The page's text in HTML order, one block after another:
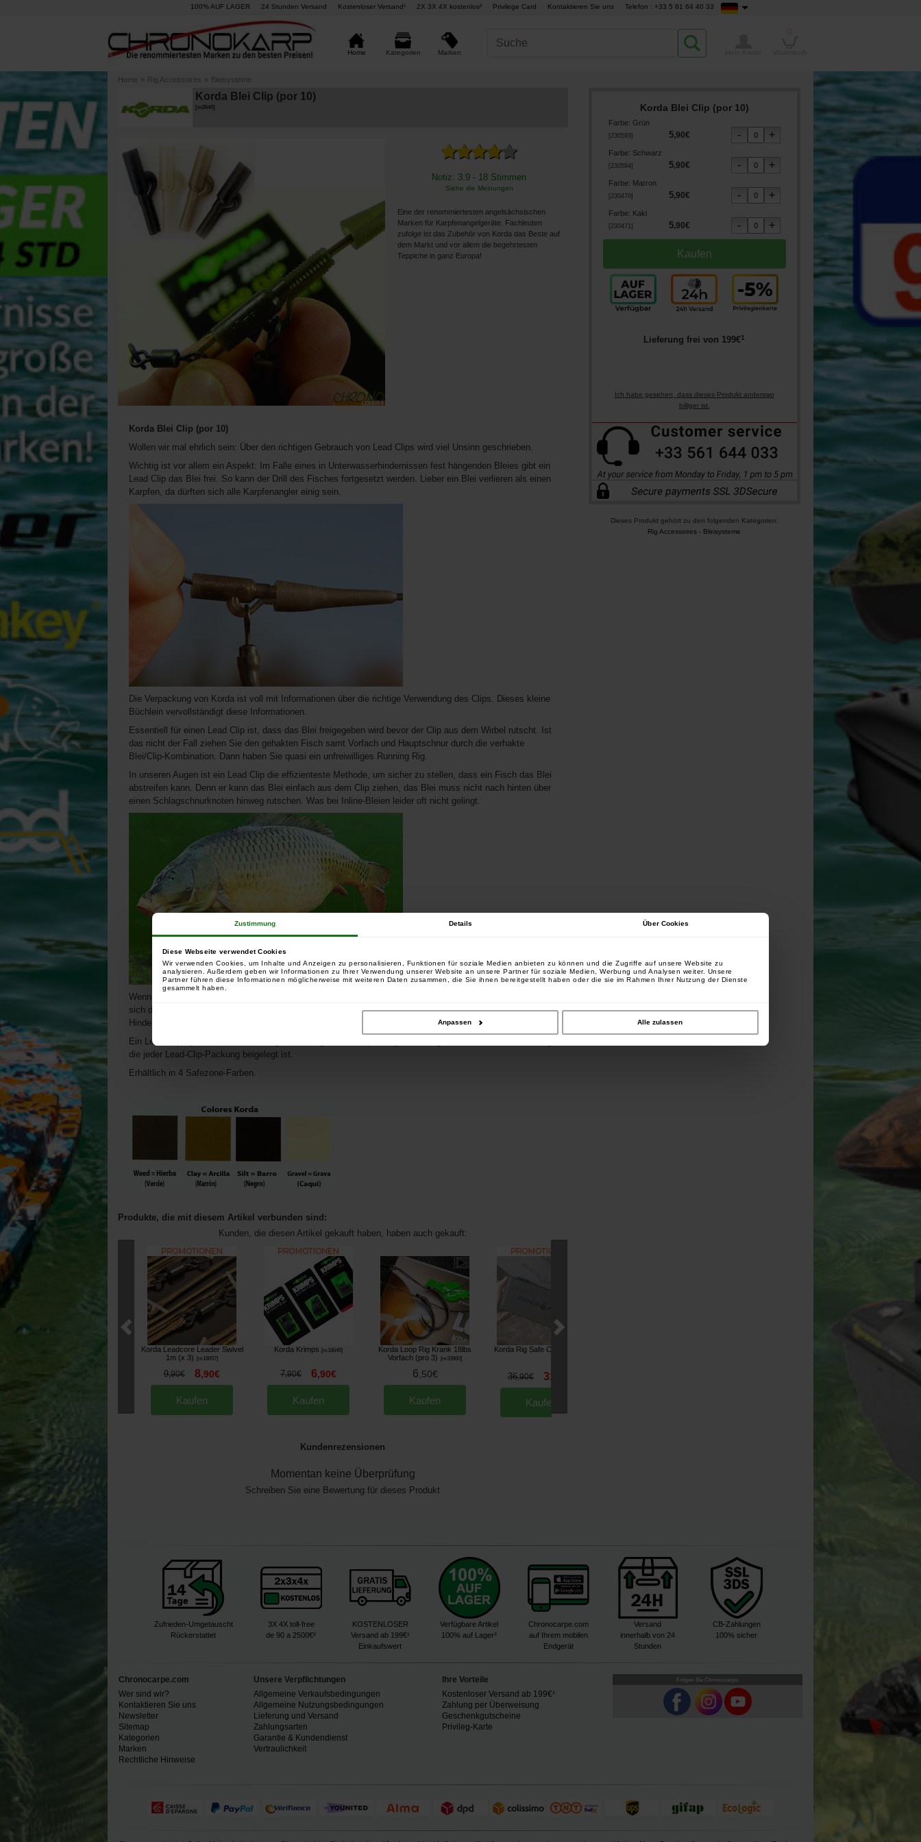
Zustimmung Details Über Cookies
Diese Webseite verwendet Cookies
Wir verwenden Cookies, um Inhalte und Anzeigen zu personalisieren, Funktionen für soziale Medien anbieten zu können und die Zugriffe auf unsere Website zu
analysieren. Außerdem geben wir Informationen zu Ihrer Verwendung unserer Website an unsere Partner für soziale Medien, Werbung und Analysen weiter. Unsere
Partner führen diese Informationen möglicherweise mit weiteren Daten zusammen, die Sie ihnen bereitgestellt haben oder die sie im Rahmen Ihrer Nutzung der Dienste
gesammelt haben.
Anpassen Alle zulassen
100% AUF LAGER 24 Stunden Versand Kostenloser Versand¹ 2X 3X 4X kostenlos² Privilege Card Kontaktieren Sie uns Telefon : +33 5 61 64 40 33
Home Kategorien Marken
Home » Rig Accessoires » Bleisysteme
Korda Blei Clip (por 10)
m2640]
Notiz: 3.9 - 18 Stimmen
Siehe die Meinungen
Eine der renommiertesten angelsächsischen
Marken für Karpfenangelgeräte. Fachleuten
zufolge ist das Zubehör von Korda das Beste auf
dem Markt und vor allem die begehrtesten
Teppiche in ganz Europa!
Korda Blei Clip (por 10)
Farbe: Grün
230593 ] 5,90€
Farbe: Schwarz
230594] 5,90€
Farbe: Marron
230470] 5,90€
Farbe: Kaki
230471 ] 5,90€
Lieferung frei von 199€1
Ich habe gesehen, dass dieses Produkt anderswo
billiger ist.
Dieses Produkt gehört zu den folgenden Kategorien:
Rig Accessoires - Bleisysteme
Korda Blei Clip (por 10)
Wollen wir mal ehrlich sein: Über den richtigen Gebrauch von Lead Clips wird viel Unsinn geschrieben.
Wichtig ist vor allem ein Aspekt: Im Falle eines in Unterwasserhindernissen fest hängenden Bleies gibt ein
Lead Clip das Blei frei. So kann der Drill des Fisches fortgesetzt werden. Lieber ein Blei verlieren als einen
Karpfen, da dürften sich alle Karpfenangler einig sein.
Die Verpackung von Korda ist voll mit Informationen über die richtige Verwendung des Clips. Dieses kleine
Büchlein vervollständigt diese Informationen.
Essentiell für einen Lead Clip ist, dass das Blei freigegeben wird bevor der Clip aus dem Wirbel rutscht. Ist
das nicht der Fall ziehen Sie den gehakten Fisch samt Vorfach und Hauptschnur durch die verhakte
Blei/Clip-Kombination. Dann haben Sie quasi ein unfreiwilliges Running Rig.
In unseren Augen ist ein Lead Clip die effizienteste Methode, um sicher zu stellen, dass ein Fisch das Blei
abstreifen kann. Denn er kann das Blei einfach aus dem Clip ziehen, das Blei muss nicht nach hinten über
einen Schlagschnurknoten hinweg rutschen. Was bei Inline-Bleien leider oft nicht gelingt.
Wenn man ein Lead-Clip-System richtig einsetzt, löst sich das Blei nur dann, wenn Sie es wünschen. Löst
sich das Blei, kommt der Karpfen im Normalfall an die Wasseroberfläche. So können Sie ihn über
Hindernisse hinweg ziehen anstatt ihn mitten durch manövrieren zu müssen.
Ein Lead Clip-System ist die vielseitigste Montage beim Karpfenangeln. Befolgen Sie einfach die Anleitung,
die jeder Lead-Clip-Packung beigelegt ist.
Erhältlich in 4 Safezone-Farben.
Produkte, die mit diesem Artikel verbunden sind:
Kunden, die diesen Artikel gekauft haben, haben auch gekauft:
Korda Leadcore Leader Swivel
1m (x 3)
m18657]
9,90€ 8,90€
Kaufen
Korda Krimps [m18649]
7,90€ 6,90€
Kaufen
Korda Loop Rig Krank 18lbs
Vorfach (pro 3)
m33960]
6,50€
Kaufen
Korda Rig Safe Combi
36,90€ 31
Kaufen
Kundenrezensionen
Momentan keine Überprüfung
Schreiben Sie eine Bewertung für dieses Produkt
Zufrieden-Umgetauscht
Rückerstattet
3X 4X toll-free
de 90 a 2500€²
KOSTENLOSER
Versand ab 199€¹
Einkaufswert
Verfügbare Artikel
100% auf Lager³
Chronocarpe.com
auf Ihrem mobilen
Endgerät
Versand
innerhalb von 24
Stunden
CB-Zahlungen
100% sicher
Chronocarpe.com
Wer sind wir?
Kontaktieren Sie uns
Newsletter
Sitemap
Kategorien
Marken
Rechtliche Hinweise
Unsere Verpflichtungen
Allgemeine Verkaufsbedingungen
Allgemeine Nutzungsbedingungen
Lieferung und Versand
Zahlungsarten
Garantie & Kundendienst
Vertraulichkeit
Ihre Vorteile
Kostenloser Versand ab 199€¹
Zahlung per Überweisung
Geschenkgutscheine
Privileg-Karte
Folgen Sie Chronocarpe